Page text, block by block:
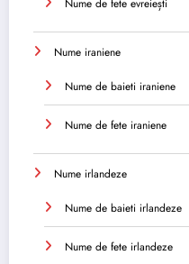
Nume iraniene
Nume de baieti iraniene
Nume de fete iraniene
Nume irlandeze
Nume de baieti irlandeze
Nume de fete irlandeze